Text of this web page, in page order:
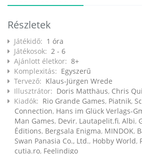
Részletek
Játékidő: 1 óra
Játékosok: 2 - 6
Ajánlott életkor: 8+
Komplexitás: Egyszerű
Tervező: Klaus-Jürgen Wrede
Illusztrátor: Doris Matthäus, Chris
Kiadók: Rio Grande Games, Piatnik,
Connection, Hans im Glück Verlags-
Man Games, Devir, Lautapelit.fi, Albi,
Éditions, Bergsala Enigma, MINDOK,
Swan Panasia Co., Ltd., Hobby World,
cutia.ro, Feelindigo